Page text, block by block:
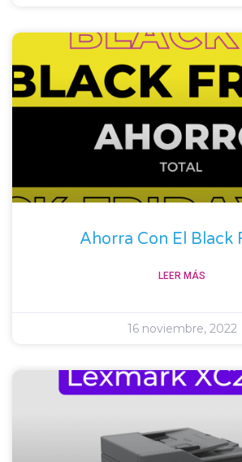
Ahorra Con El Black
LEER MÁS
16 noviembre, 2022